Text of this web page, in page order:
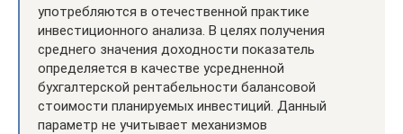
употребляются в отечественной практике
инвестиционного анализа. В целях получения
среднего значения доходности показатель
определяется в качестве усредненной
бухгалтерской рентабельности балансовой
стоимости планируемых инвестиций. Данный
параметр не учитывает механизмов